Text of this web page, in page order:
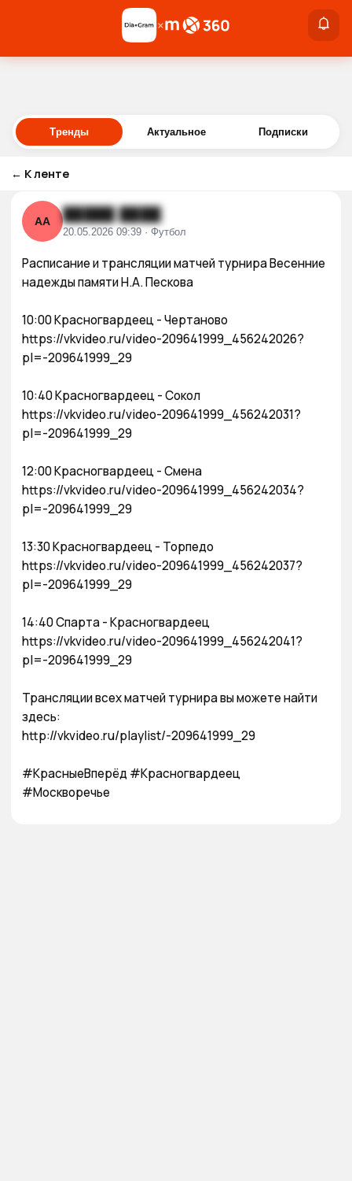
Войти
×
Тренды Актуальное Подписки
← К ленте
АА █████ ████
20.05.2026 09:39 · Футбол
Расписание и трансляции матчей турнира Весенние
надежды памяти Н.А. Пескова
10:00 Красногвардеец - Чертаново
https://vkvideo.ru/video-209641999_456242026?
pl=-209641999_29
10:40 Красногвардеец - Сокол
https://vkvideo.ru/video-209641999_456242031?
pl=-209641999_29
12:00 Красногвардеец - Смена
https://vkvideo.ru/video-209641999_456242034?
pl=-209641999_29
13:30 Красногвардеец - Торпедо
https://vkvideo.ru/video-209641999_456242037?
pl=-209641999_29
14:40 Спарта - Красногвардеец
https://vkvideo.ru/video-209641999_456242041?
pl=-209641999_29
Трансляции всех матчей турнира вы можете найти
здесь:
http://vkvideo.ru/playlist/-209641999_29
#КрасныеВперёд #Красногвардеец
#Москворечье